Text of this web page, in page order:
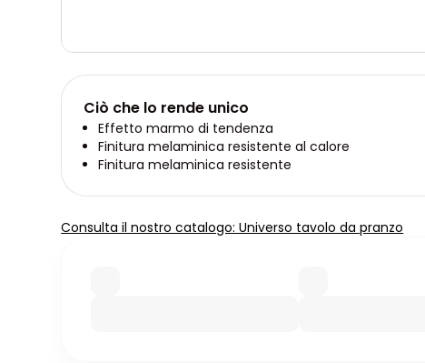
Ciò che lo rende unico
Effetto marmo di tendenza
Finitura melaminica resistente al calore
Finitura melaminica resistente
Consulta il nostro catalogo: Universo tavolo da pranzo